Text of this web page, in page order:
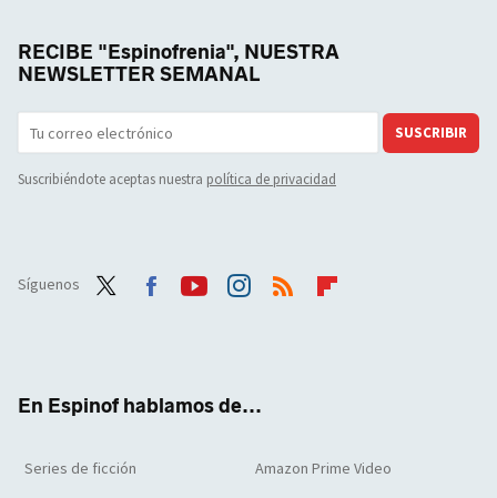
RECIBE "Espinofrenia", NUESTRA
NEWSLETTER SEMANAL
SUSCRIBIR
Suscribiéndote aceptas nuestra política de privacidad
Síguenos
En Espinof hablamos de...
Series de ficción Amazon Prime Video